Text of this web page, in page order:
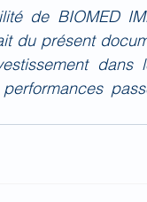
de BIOMED
du présent
dans